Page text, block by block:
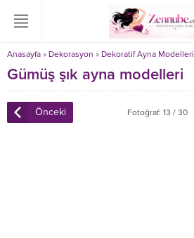
Anasayfa » Dekorasyon » Dekoratif Ayna Modelleri
Gümüş şık ayna modelleri
Önceki Fotoğraf: 13 / 30